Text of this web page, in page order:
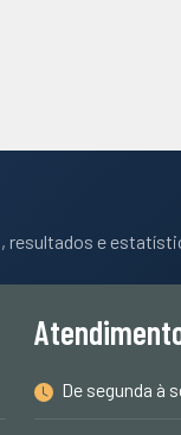
e
De segunda à